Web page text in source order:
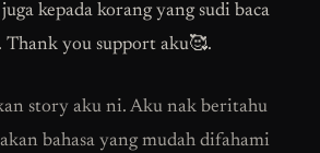
kepada korang yang sudi baca
Thank you support aku🥰.
story aku ni. Aku nak beritahu
bahasa yang mudah difahami